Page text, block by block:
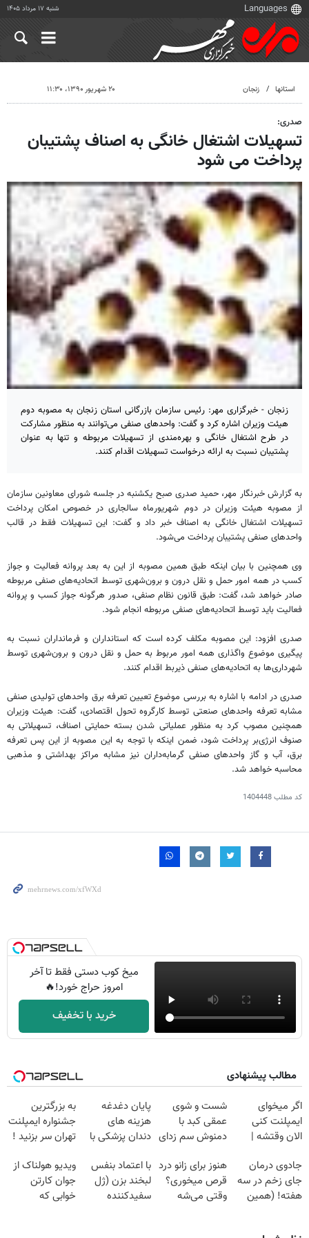
شنبه ۱۷ مرداد ۱۴۰۵
استانها زنجان ۲۰ شهریور ۱۳۹۰، ۱۱:۳۰
صدری:
تسهیلات اشتغال خانگی به اصناف پشتیبان
پرداخت می شود
زنجان - خبرگزاری مهر: رئیس سازمان بازرگانی استان زنجان به مصوبه دوم
هیئت وزیران اشاره کرد و گفت: واحدهای صنفی می‌توانند به منظور مشارکت
در طرح اشتغال خانگی و بهره‌مندی از تسهیلات مربوطه و تنها به ‌عنوان
پشتیبان نسبت به ارائه درخواست تسهیلات اقدام کنند.
به گزارش خبرنگار مهر، حمید صدری صبح یکشنبه در جلسه شورای معاونین سازمان
از مصوبه هیئت وزیران در دوم شهریورماه سا‌لجاری در خصوص امکان پرداخت
تسهیلات اشتغال خانگی به اصناف خبر داد و گفت: این تسهیلات فقط در قالب
واحدهای صنفی پشتیبان پرداخت می‌شود.
وی همچنین با بیان اینکه طبق همین مصوبه از این به بعد پروانه فعالیت و جواز
کسب در همه امور حمل و نقل درون و برون‌شهری توسط اتحادیه‌های صنفی مربوطه
صادر خواهد شد، گفت: طبق قانون نظام صنفی، صدور هرگونه جواز کسب و پروانه
فعالیت باید توسط اتحادیه‌های صنفی مربوطه انجام شود.
صدری افزود: این مصوبه مکلف کرده است که استانداران و فرمانداران نسبت به
پیگیری موضوع واگذاری همه امور مربوط به حمل و نقل درون و برون‌شهری توسط
شهرداری‌ها به اتحادیه‌های صنفی ذیربط اقدام کنند.
صدری در ادامه با اشاره به بررسی موضوع تعیین تعرفه برق واحدهای تولیدی صنفی
مشابه تعرفه واحدهای صنعتی توسط کارگروه تحول اقتصادی، گفت: هیئت وزیران
همچنین مصوب کرد به منظور عملیاتی شدن بسته حمایتی اصناف، تسهیلاتی به
صنوف انرژی‌بر پرداخت شود، ضمن اینکه با توجه به این مصوبه از این پس تعرفه
برق، آب و گاز واحدهای صنفی گرمابه‌داران نیز مشابه مراکز بهداشتی و مذهبی
محاسبه خواهد شد.
کد مطلب1404448
میخ کوب دستی فقط تا آخر
امروز حراج خورد!🔥
خرید با تخفیف
مطالب پیشنهادی
اگر میخوای
ایمپلنت کنی
الان وقتشه |
میلیون تومان!!!
شست و شوی
عمقی کبد با
دمنوش سم زدای
پایان دغدغه
هزینه های
دندان پزشکی با
خانگی
به بزرگترین
جشنواره ایمپلنت
تهران سر بزنید !
میلیون !
جادوی درمان
جای زخم در سه
هفته! (همین
هنوز برای زانو درد
قرص میخوری؟
وقتی می‌شه
با اعتماد بنفس
لبخند بزن (ژل
سفیدکننده
ویدیو هولناک از
جوان کارتن
خوابی که